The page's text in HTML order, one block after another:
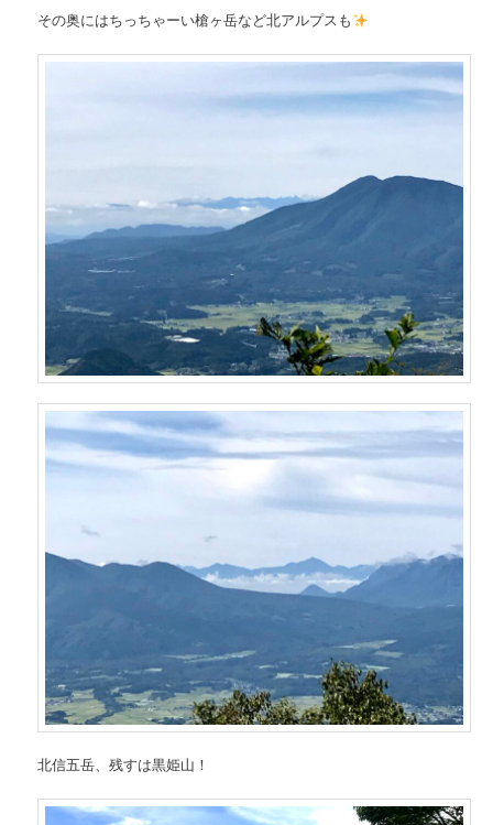
その奥にはちっちゃーい槍ヶ岳など北アルプスも
北信五岳、残すは黒姫山！